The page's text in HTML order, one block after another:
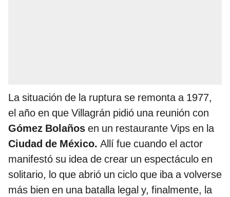
La situación de la ruptura se remonta a 1977,
el año en que Villagrán pidió una reunión con
Gómez Bolaños en un restaurante Vips en la
Ciudad de México. Allí fue cuando el actor
manifestó su idea de crear un espectáculo en
solitario, lo que abrió un ciclo que iba a volverse
más bien en una batalla legal y, finalmente, la